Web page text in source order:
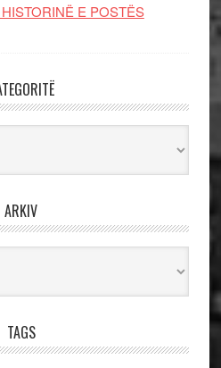
E POSTËS
ARKIV
TAGS